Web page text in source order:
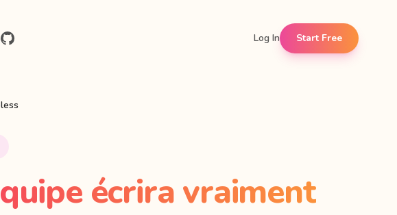
Log In Start Free
écrira vraiment